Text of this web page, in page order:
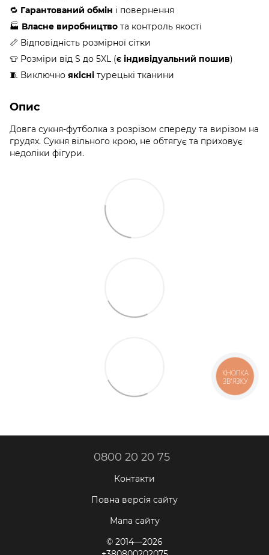
🔁 Гарантований обмін і повернення
🏭 Власне виробництво та контроль якості
📏 Відповідність розмірної сітки
👕 Розміри від S до 5XL (є індивідуальний пошив)
🧵 Виключно якісні турецькі тканини
Опис
Довга сукня-футболка з розрізом спереду та вирізом на
грудях. Сукня вільного крою, не обтягує та приховує
недоліки фігури.
0800 20 20 75
Контакти
Повна версія сайту
Мапа сайту
© 2014—2026
КНОПКА
ЗВ'ЯЗКУ